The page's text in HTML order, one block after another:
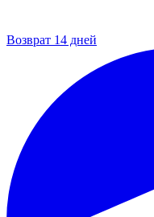
Возврат 14 дней